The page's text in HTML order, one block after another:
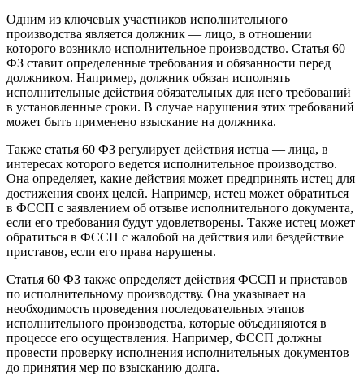
Одним из ключевых участников исполнительного
производства является должник — лицо, в отношении
которого возникло исполнительное производство. Статья 60
ФЗ ставит определенные требования и обязанности перед
должником. Например, должник обязан исполнять
исполнительные действия обязательных для него требований
в установленные сроки. В случае нарушения этих требований
может быть применено взыскание на должника.
Также статья 60 ФЗ регулирует действия истца — лица, в
интересах которого ведется исполнительное производство.
Она определяет, какие действия может предпринять истец для
достижения своих целей. Например, истец может обратиться
в ФССП с заявлением об отзыве исполнительного документа,
если его требования будут удовлетворены. Также истец может
обратиться в ФССП с жалобой на действия или бездействие
приставов, если его права нарушены.
Статья 60 ФЗ также определяет действия ФССП и приставов
по исполнительному производству. Она указывает на
необходимость проведения последовательных этапов
исполнительного производства, которые объединяются в
процессе его осуществления. Например, ФССП должны
провести проверку исполнения исполнительных документов
до принятия мер по взысканию долга.